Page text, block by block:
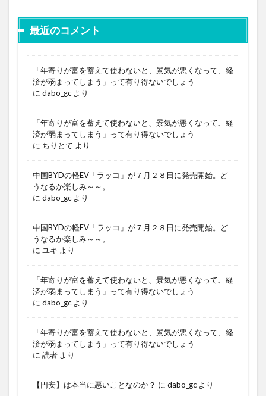
最近のコメント
「年寄りが富を蓄えて使わないと、景気が悪くなって、経
済が弱まってしまう」って有り得ないでしょう
に dabo_gc より
「年寄りが富を蓄えて使わないと、景気が悪くなって、経
済が弱まってしまう」って有り得ないでしょう
に ちりとて より
中国BYDの軽EV「ラッコ」が７月２８日に発売開始。ど
うなるか楽しみ～～。
に dabo_gc より
中国BYDの軽EV「ラッコ」が７月２８日に発売開始。ど
うなるか楽しみ～～。
に ユキ より
「年寄りが富を蓄えて使わないと、景気が悪くなって、経
済が弱まってしまう」って有り得ないでしょう
に dabo_gc より
「年寄りが富を蓄えて使わないと、景気が悪くなって、経
済が弱まってしまう」って有り得ないでしょう
に 読者 より
【円安】は本当に悪いことなのか？ に dabo_gc より